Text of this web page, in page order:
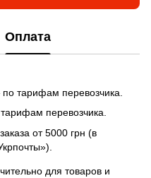
Оплата
тарифам перевозчика.
перевозчика.
от 5000 грн (в
для товаров и